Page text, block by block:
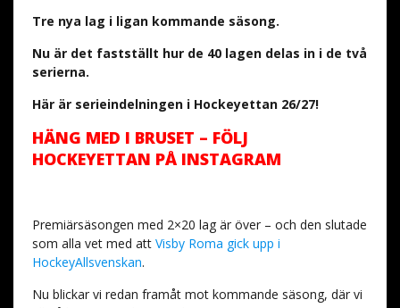
Tre nya lag i ligan kommande säsong.
Nu är det fastställt hur de 40 lagen delas in i de två
serierna.
Här är serieindelningen i Hockeyettan 26/27!
HÄNG MED I BRUSET – FÖLJ
HOCKEYETTAN PÅ INSTAGRAM
Premiärsäsongen med 2×20 lag är över – och den slutade
som alla vet med att Visby Roma gick upp i
HockeyAllsvenskan.
Nu blickar vi redan framåt mot kommande säsong, där vi